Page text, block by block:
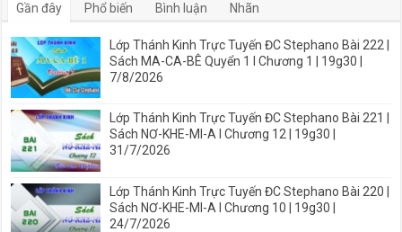
Gần đây Phổ biến Bình luận Nhãn
Lớp Thánh Kinh Trực Tuyến ĐC Stephano Bài 222 |
Sách MA-CA-BÊ Quyển 1 I Chương 1 | 19g30 |
7/8/2026
Lớp Thánh Kinh Trực Tuyến ĐC Stephano Bài 221 |
Sách NƠ-KHE-MI-A I Chương 12 | 19g30 |
31/7/2026
Lớp Thánh Kinh Trực Tuyến ĐC Stephano Bài 220 |
Sách NƠ-KHE-MI-A I Chương 10 | 19g30 |
24/7/2026